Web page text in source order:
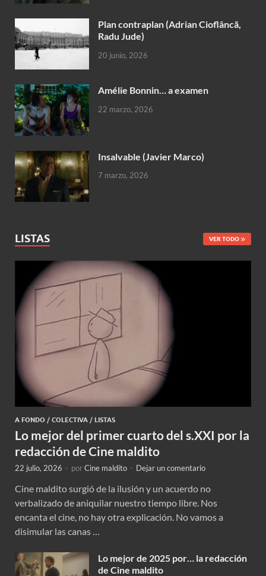
Plan contraplan (Adrian Cioflâncã,
Radu Jude)
20 junio, 2026
Amélie Bonnin… a examen
22 marzo, 2026
Insalvable (Javier Marco)
7 marzo, 2026
LISTAS VER TODO
A FONDO / COLECTIVA / LISTAS
Lo mejor del primer cuarto del s.XXI por la
redacción de Cine maldito
22 julio, 2026 - porCine maldito - Dejar un comentario
Cine maldito surgió de la ilusión y un acuerdo no
verbalizado de aniquilar nuestro tiempo libre. Nos
encanta el cine, no hay otra explicación. No vamos a
disimular las canas …
Lo mejor de 2025 por… la redacción
de Cine maldito